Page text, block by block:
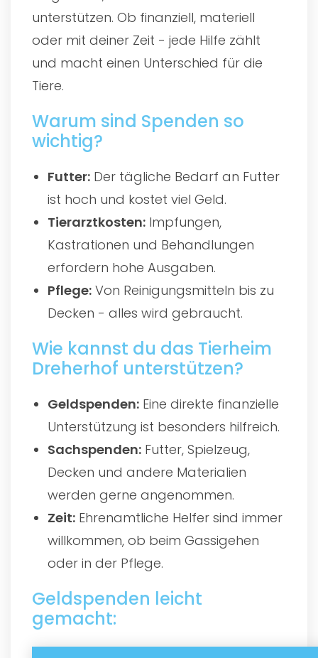
unterstützen. Ob finanziell, materiell
oder mit deiner Zeit - jede Hilfe zählt
und macht einen Unterschied für die
Tiere.
Warum sind Spenden so
wichtig?
Futter: Der tägliche Bedarf an Futter
ist hoch und kostet viel Geld.
Tierarztkosten: Impfungen,
Kastrationen und Behandlungen
erfordern hohe Ausgaben.
Pflege: Von Reinigungsmitteln bis zu
Decken - alles wird gebraucht.
Wie kannst du das Tierheim
Dreherhof unterstützen?
Geldspenden: Eine direkte finanzielle
Unterstützung ist besonders hilfreich.
Sachspenden: Futter, Spielzeug,
Decken und andere Materialien
werden gerne angenommen.
Zeit: Ehrenamtliche Helfer sind immer
willkommen, ob beim Gassigehen
oder in der Pflege.
Geldspenden leicht
gemacht: